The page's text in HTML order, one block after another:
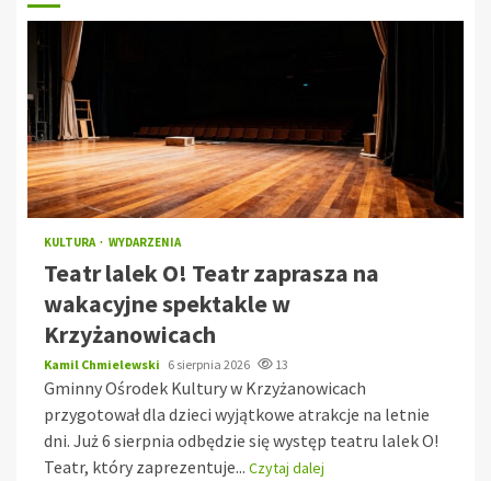
KULTURA WYDARZENIA
Teatr lalek O! Teatr zaprasza na
wakacyjne spektakle w
Krzyżanowicach
Kamil Chmielewski 6 sierpnia 2026 13
Gminny Ośrodek Kultury w Krzyżanowicach
przygotował dla dzieci wyjątkowe atrakcje na letnie
dni. Już 6 sierpnia odbędzie się występ teatru lalek O!
Teatr, który zaprezentuje... Czytaj dalej